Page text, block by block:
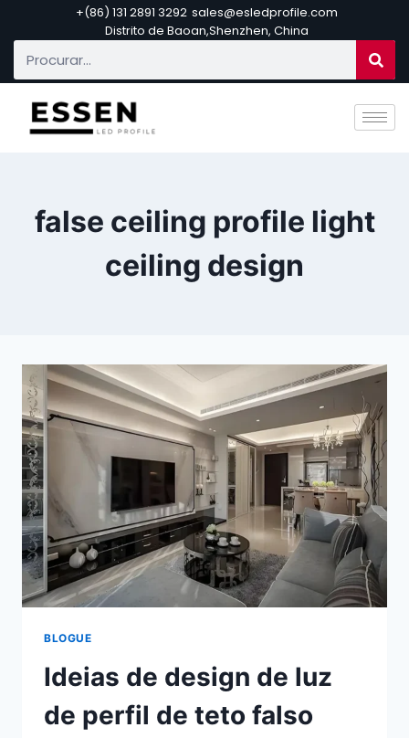
+(86) 131 2891 3292 sales@esledprofile.com
Distrito de Baoan,Shenzhen, China
false ceiling profile light
ceiling design
BLOGUE
Ideias de design de luz
de perfil de teto falso